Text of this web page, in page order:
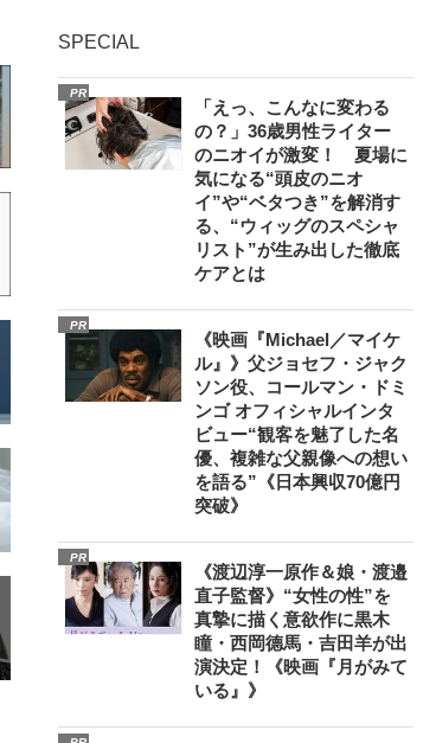
SPECIAL
PR
「えっ、こんなに変わる
の？」36歳男性ライター
のニオイが激変！ 夏場に
気になる“頭皮のニオ
イ”や“ベタつき”を解消す
る、“ウィッグのスペシャ
リスト”が生み出した徹底
ケアとは
PR
《映画『Michael／マイケ
ル』》父ジョセフ・ジャク
ソン役、コールマン・ドミ
ンゴ オフィシャルインタ
ビュー“観客を魅了した名
優、複雑な父親像への想い
を語る”《日本興収70億円
突破》
PR
《渡辺淳一原作＆娘・渡邉
直子監督》“女性の性”を
真摯に描く意欲作に黒木
瞳・西岡德馬・吉田羊が出
演決定！《映画『月がみて
いる』》